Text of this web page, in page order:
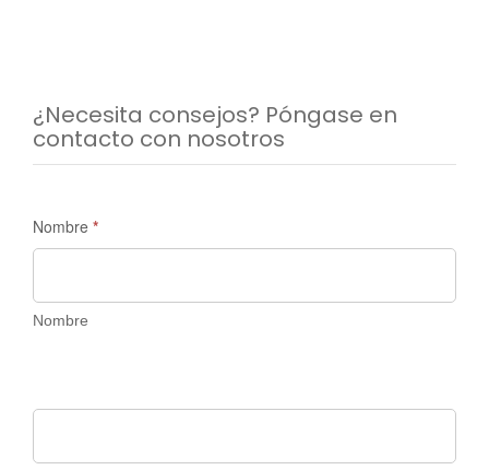
¿Necesita consejos? Póngase en
contacto con nosotros
de
-
Nombre *
Nombre